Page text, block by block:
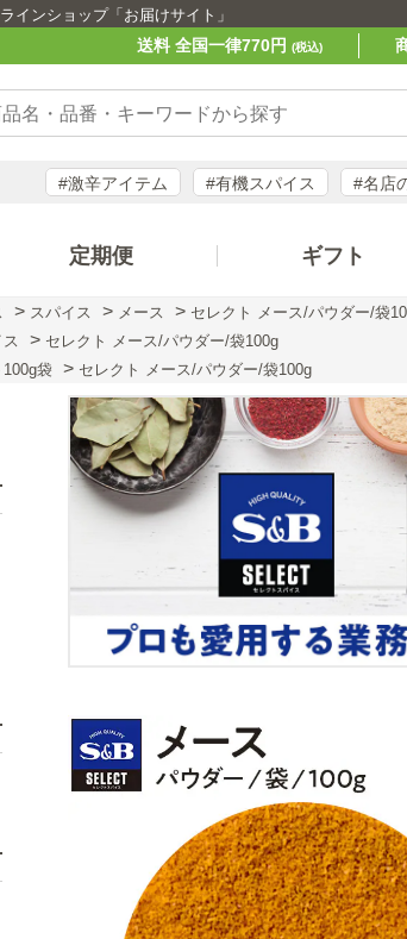
インショップ「お届けサイト」
送料 全国一律770円 (税込)
#激辛アイテム #有機スパイス #名店
定期便 ギフト
> スパイス > メース > セレクト メース/パウダー/袋
> セレクト メース/パウダー/袋100g
袋 > セレクト メース/パウダー/袋100g